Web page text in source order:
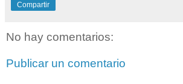
Compartir
No hay comentarios:
Publicar un comentario